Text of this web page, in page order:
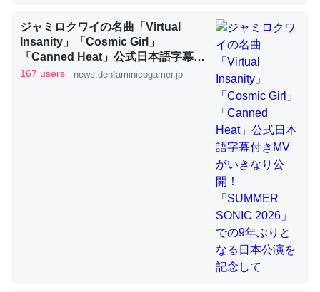
いのか」に関する新仮説
これを元に考えるとカルシウムを大量に使う脊椎動物と貝
類は苦労してるんだな…。腹足類だと殻を無くしてナメク
─ニュース :: 【研究発表】昆虫学の大問題＝「昆虫はなぜ海にいな
ウチもEchoを実家に置いて４年。でたまに覗いてる。ぼ
ジャミロクワイの名曲「Virtual
Insanity」「Cosmic Girl」
「Canned Heat」公式日本語字幕付
きMVがいきなり公開！「SUMMER
167 users news.denfaminicogamer.jp